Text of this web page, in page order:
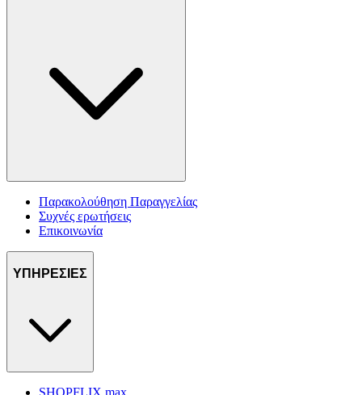
Παρακολούθηση Παραγγελίας
Συχνές ερωτήσεις
Επικοινωνία
ΥΠΗΡΕΣΙΕΣ